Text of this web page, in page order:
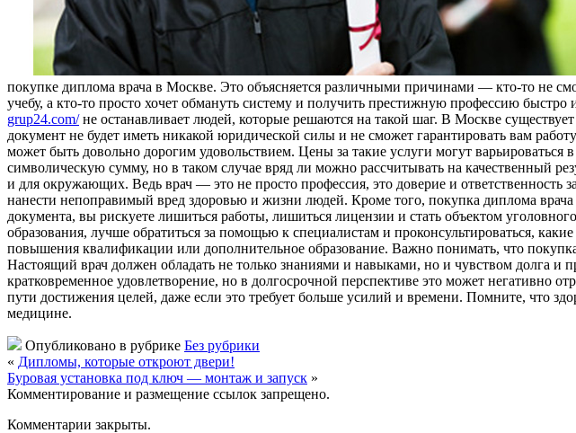
покупке диплома врача в Москве. Это объясняется различными причинами — кто-то не
учебу, а кто-то просто хочет обмануть систему и получить престижную профессию
grup24.com/не останавливает людей, которые решаются на такой шаг. В Москве
документ не будет иметь никакой юридической силы и не сможет гарантировать вам
может быть довольно дорогим удовольствием. Цены за такие услуги могут
символическую сумму, но в таком случае вряд ли можно рассчитывать на качественный
и для окружающих. Ведь врач — это не просто профессия, это доверие и
нанести непоправимый вред здоровью и жизни людей. Кроме того, покупка диплома
документа, вы рискуете лишиться работы, лишиться лицензии и стать объектом
образования, лучше обратиться за помощью к специалистам и проконсультироваться,
повышения квалификации или дополнительное образование. Важно понимать, что
Настоящий врач должен обладать не только знаниями и навыками, но и чувством долга
кратковременное удовлетворение, но в долгосрочной перспективе это может негативно
пути достижения целей, даже если это требует больше усилий и времени. Помните, что
медицине.
Опубликовано в рубрике Без рубрики
« Дипломы, которые откроют двери!
Буровая установка под ключ — монтаж и запуск »
Комментирование и размещение ссылок запрещено.
Комментарии закрыты.